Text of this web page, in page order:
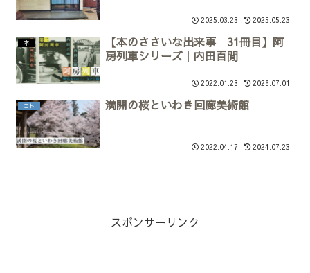
2025.03.23 2025.05.23
本
【本のささいな出来事 31冊目】阿
房列車シリーズ｜内田百閒
2022.01.23 2026.07.01
コト 満開の桜といわき回廊美術館
2022.04.17 2024.07.23
スポンサーリンク